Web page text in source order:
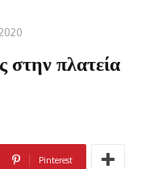
στην πλατεία
Pinterest